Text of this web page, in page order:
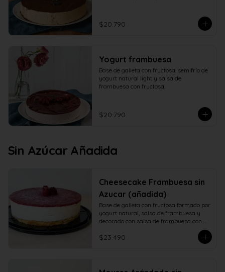
$20.790
Yogurt frambuesa
Base de galleta con fructosa, semifrío de
yogurt natural light y salsa de
frambuesa con fructosa.
$20.790
Sin Azúcar Añadida
Cheesecake Frambuesa sin
Azucar (añadida)
Base de galleta con fructosa formado por
yogurt natural, salsa de frambuesa y
decorado con salsa de frambuesa con
$23.490